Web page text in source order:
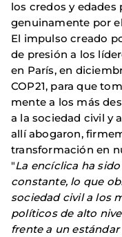
los credos y edades
genuinamente por
El impulso creado
de presión a los
en París, en
COP21, para que
mente a los más
a la sociedad civil y
allí abogaron,
transformación en
"La encíclica ha
constante, lo que
sociedad civil a los
políticos de alto
frente a un